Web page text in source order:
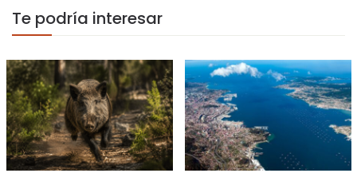
Te podría interesar